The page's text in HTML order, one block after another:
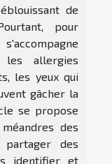
de
pour
allergies
les yeux qui
gâcher la
se propose
des
des
identifier et